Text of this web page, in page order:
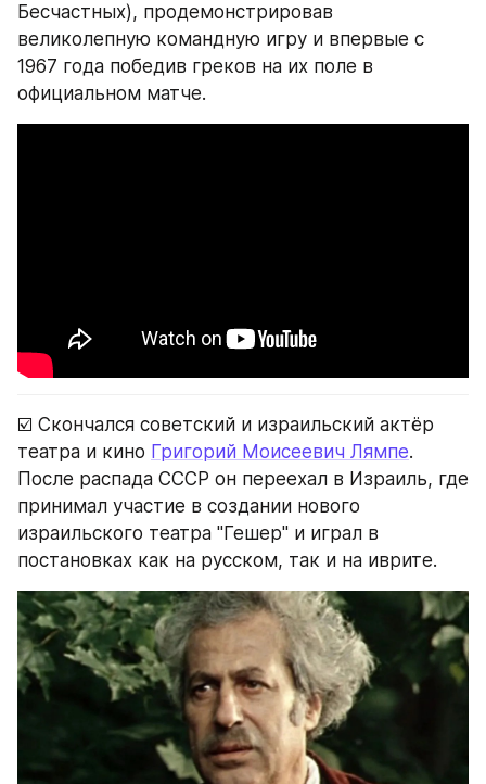
Бесчастных), продемонстрировав
великолепную командную игру и впервые с
1967 года победив греков на их поле в
официальном матче.
☑️ Скончался советский и израильский актёр
театра и кино Григорий Моисеевич Лямпе.
После распада СССР он переехал в Израиль, где
принимал участие в создании нового
израильского театра "Гешер" и играл в
постановках как на русском, так и на иврите.